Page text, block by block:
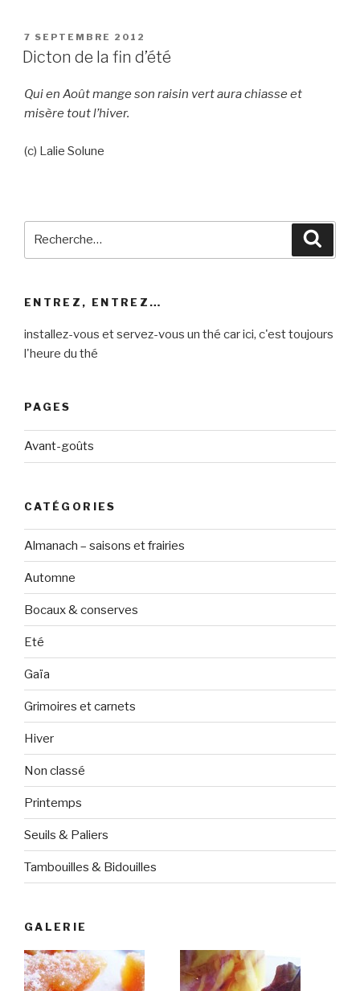
PUBLIÉ
LE
7 SEPTEMBRE 2012
Dicton de la fin d’été
Qui en Août mange son raisin vert aura chiasse et
misère tout l’hiver.
(c) Lalie Solune
ENTREZ, ENTREZ…
installez-vous et servez-vous un thé car ici, c'est toujours
l'heure du thé
PAGES
Avant-goûts
CATÉGORIES
Almanach – saisons et frairies
Automne
Bocaux & conserves
Eté
Gaïa
Grimoires et carnets
Hiver
Non classé
Printemps
Seuils & Paliers
Tambouilles & Bidouilles
GALERIE